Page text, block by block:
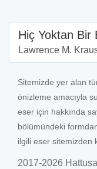
Hiç Yoktan Bir
Lawrence M.
Sitemizde yer alan
önizleme amacıyla
eser için hakkında
bölümündeki
ilgili eser sitemizden
2017-2026 Hattusa